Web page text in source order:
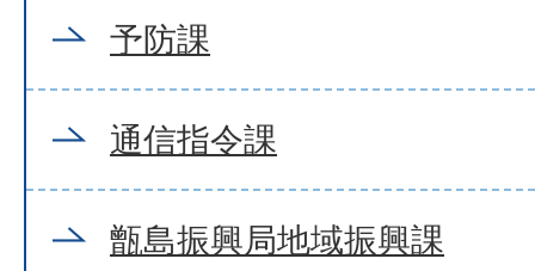
予防課
通信指令課
甑島振興局地域振興課